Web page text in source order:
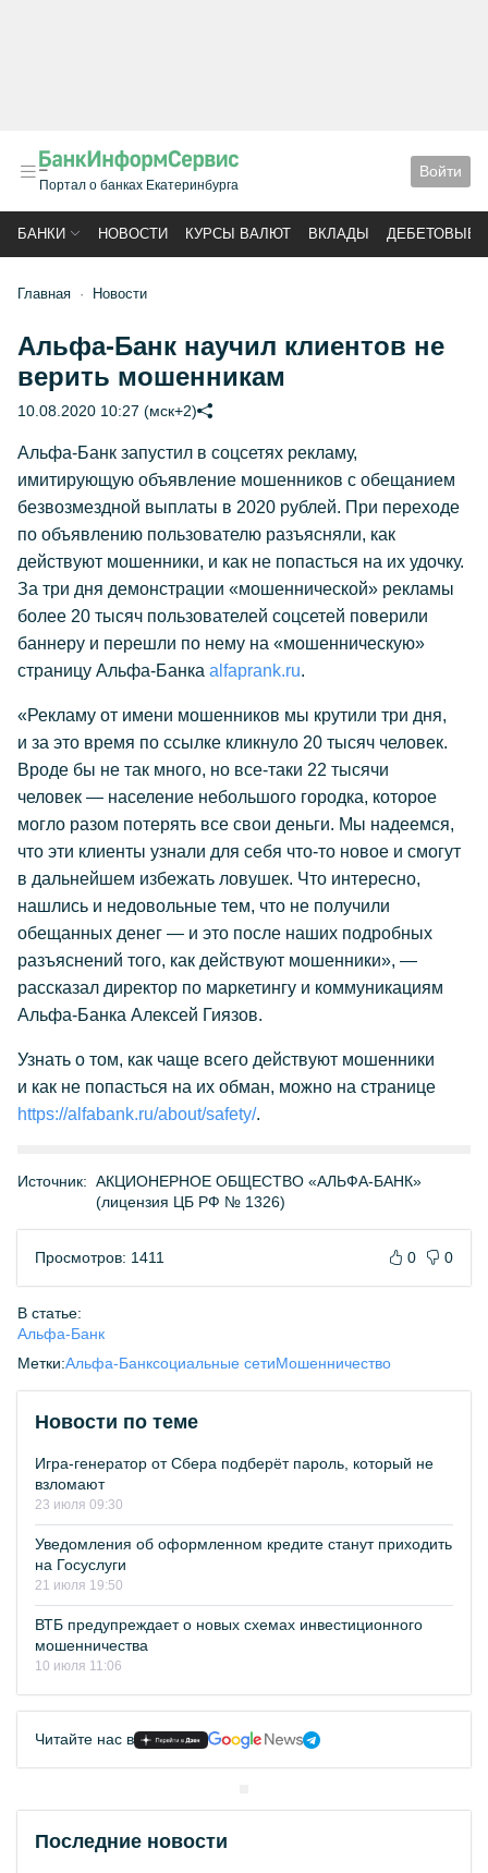
Портал о банках Екатеринбурга
Войти
БАНКИ НОВОСТИ КУРСЫ ВАЛЮТ ВКЛАДЫ ДЕБЕТОВЫЕ
Главная Новости
Альфа-Банк научил клиентов не
верить мошенникам
10.08.2020 10:27 (мск+2)
Альфа-Банк запустил в соцсетях рекламу,
имитирующую объявление мошенников с обещанием
безвозмездной выплаты в 2020 рублей. При переходе
по объявлению пользователю разъясняли, как
действуют мошенники, и как не попасться на их удочку.
За три дня демонстрации «мошеннической» рекламы
более 20 тысяч пользователей соцсетей поверили
баннеру и перешли по нему на «мошенническую»
страницу Альфа-Банка alfaprank.ru.
«Рекламу от имени мошенников мы крутили три дня,
и за это время по ссылке кликнуло 20 тысяч человек.
Вроде бы не так много, но все-таки 22 тысячи
человек — население небольшого городка, которое
могло разом потерять все свои деньги. Мы надеемся,
что эти клиенты узнали для себя что-то новое и смогут
в дальнейшем избежать ловушек. Что интересно,
нашлись и недовольные тем, что не получили
обещанных денег — и это после наших подробных
разъяснений того, как действуют мошенники», —
рассказал директор по маркетингу и коммуникациям
Альфа-Банка Алексей Гиязов.
Узнать о том, как чаще всего действуют мошенники
и как не попасться на их обман, можно на странице
https://alfabank.ru/about/safety/.
Источник: АКЦИОНЕРНОЕ ОБЩЕСТВО «АЛЬФА-БАНК»
(лицензия ЦБ РФ № 1326)
Просмотров: 1411 0 0
В статье:
Альфа-Банк
Метки:Альфа-Банксоциальные сетиМошенничество
Новости по теме
Игра-генератор от Сбера подберёт пароль, который не
взломают
23 июля 09:30
Уведомления об оформленном кредите станут приходить
на Госуслуги
21 июля 19:50
ВТБ предупреждает о новых схемах инвестиционного
мошенничества
10 июля 11:06
Читайте нас в
Последние новости